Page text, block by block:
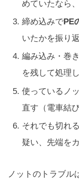
めていたなら
締め込みでPE
いたかを振り返
編み込み・巻
を残して処理
使っているノ
直す（電車結
それでも切れる
疑い、先端を
ノットのトラブル